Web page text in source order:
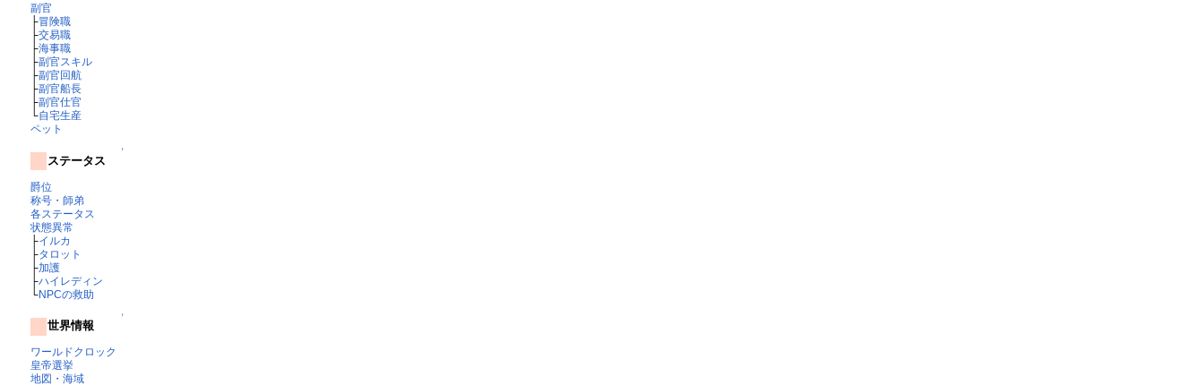
副官
├冒険職
├交易職
├海事職
├副官スキル
├副官回航
├副官船長
├副官仕官
└自宅生産
ペット
↑
ステータス
爵位
称号・師弟
各ステータス
状態異常
├イルカ
├タロット
├加護
├ハイレディン
└NPCの救助
↑
世界情報
ワールドクロック
皇帝選挙
地図・海域